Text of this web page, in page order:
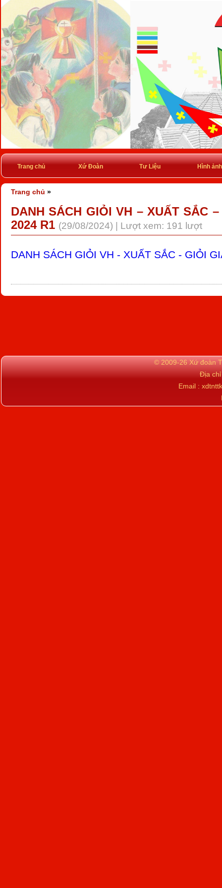
Trang chủ Xứ Đoàn Tư Liệu Hình ảnh
Trang chủ »
DANH SÁCH GIỎI VH – XUẤT SẮC
2024 R1 (29/08/2024) | Lượt xem: 191 lượt
DANH SÁCH GIỎI VH - XUẤT SẮC - GIỎI
© 2009-26 Xứ đoàn
Địa
Email :